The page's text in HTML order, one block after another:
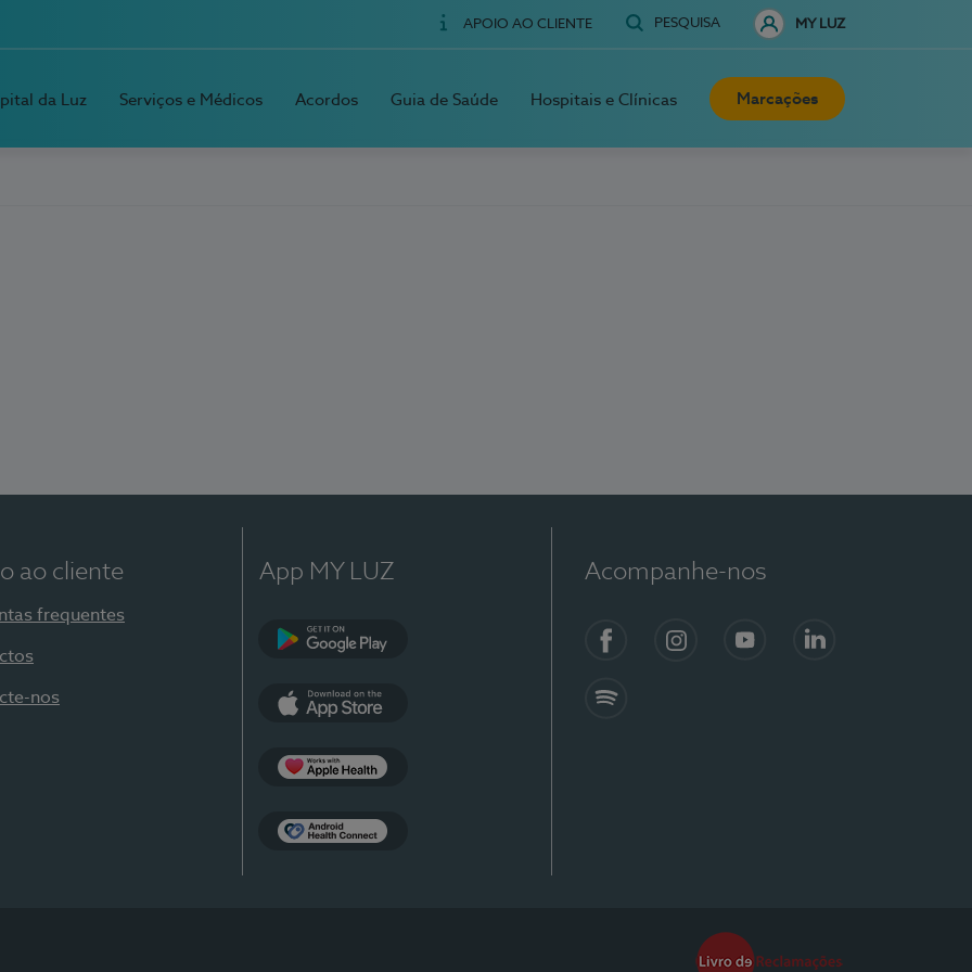
APOIO AO CLIENTE PESQUISA MY LUZ
da Luz Serviços e Médicos Acordos Guia de Saúde Hospitais e Clínicas Marcações
ao cliente
frequentes
nos
App MY LUZ Acompanhe-nos